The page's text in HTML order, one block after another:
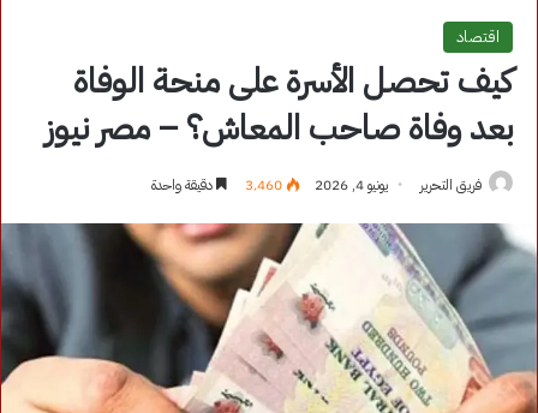
اقتصاد
كيف تحصل الأسرة على منحة الوفاة
بعد وفاة صاحب المعاش؟ – مصر نيوز
فريق التحرير يونيو 4, 2026 3٬460 دقيقة واحدة